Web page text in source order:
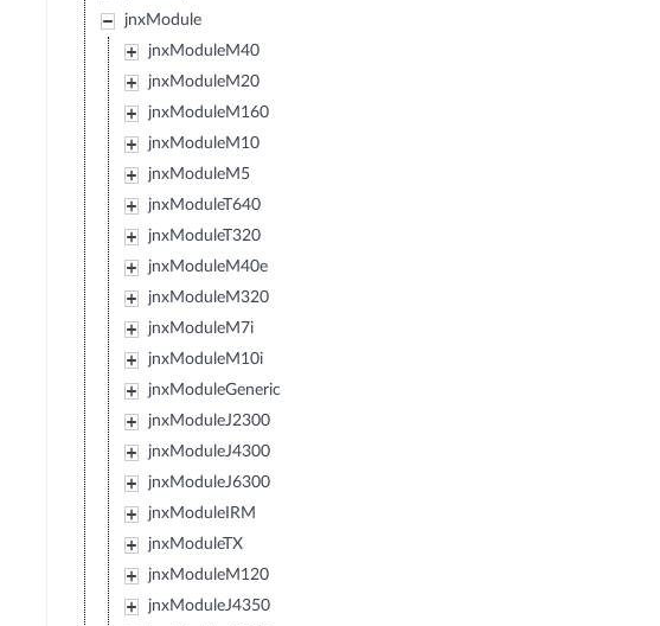
jnxModule
jnxModuleM40
jnxModuleM20
jnxModuleM160
jnxModuleM10
jnxModuleM5
jnxModuleT640
jnxModuleT320
jnxModuleM40e
jnxModuleM320
jnxModuleM7i
jnxModuleM10i
jnxModuleGeneric
jnxModuleJ2300
jnxModuleJ4300
jnxModuleJ6300
jnxModuleIRM
jnxModuleTX
jnxModuleM120
jnxModuleJ4350